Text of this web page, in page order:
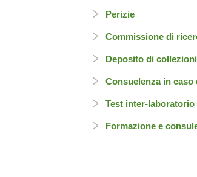
Perizie
Commissione di
Deposito di
Consuelenza in
Test inter-laboratorio
Formazione e